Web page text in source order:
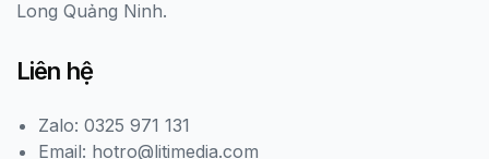
Long Quảng Ninh.
Liên hệ
Zalo: 0325 971 131
Email: hotro@litimedia.com